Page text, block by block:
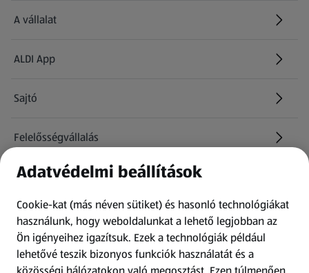
A vállalat
ALDI App
Sajtó
Felelősségvállalás
Információk
Kérdőív
Fizetési lehetőségek
Adatvédelmi beállítások
Cookie-kat (más néven sütiket) és hasonló technológiákat
használunk, hogy weboldalunkat a lehető legjobban az
Ön igényeihez igazítsuk. Ezek a technológiák például
lehetővé teszik bizonyos funkciók használatát és a